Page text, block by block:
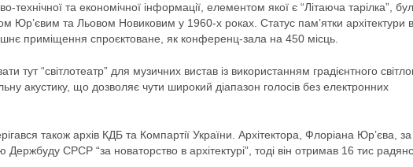
технічної та економічної інформації, елементом якої є “Літаюча тарілка”,
Юр’євим та Льовом Новиковим у 1960-х роках. Статус пам’ятки архітектури
приміщення спроєктоване, як конференц-зала на 450 місць.
тут “світлотеатр” для музичних вистав із використанням градієнтного
акустику, що дозволяє чути широкий діапазон голосів без електронних
також архів КДБ та Компартії України. Архітектора, Флоріана Юр’єва, за
СРСР “за новаторство в архітектурі”, тоді він отримав 16 тис